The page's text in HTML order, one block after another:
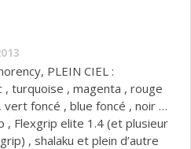
PLEIN CIEL :
, turquoise , magenta , rouge
foncé , blue foncé , noir …
, Flexgrip elite 1.4 (et plusieur
, shalaku et plein d’autre